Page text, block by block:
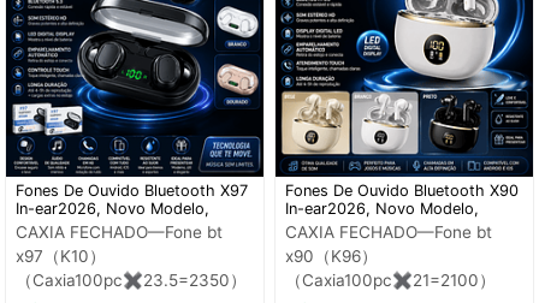
Fones De Ouvido Bluetooth X97
In-ear2026, Novo Modelo,
CAXIA FECHADO—Fone bt
x97（K10）
（Caxia100pc✖️23.5=2350）
Fones De Ouvido Bluetooth X90
In-ear2026, Novo Modelo,
CAXIA FECHADO—Fone bt
x90（K96）
（Caxia100pc✖️21=2100）